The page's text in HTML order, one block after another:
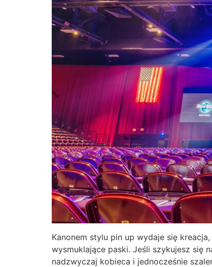
Kanonem stylu pin up wydaje się
wysmuklające paski. Jeśli szykujesz się
nadzwyczaj kobieca i jednocześnie